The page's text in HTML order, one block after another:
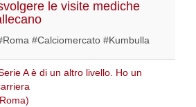
le visite mediche
#Calciomercato #Kumbulla